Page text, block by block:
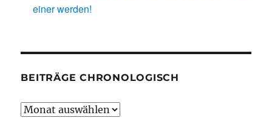
einer werden!
BEITRÄGE CHRONOLOGISCH
Beiträge